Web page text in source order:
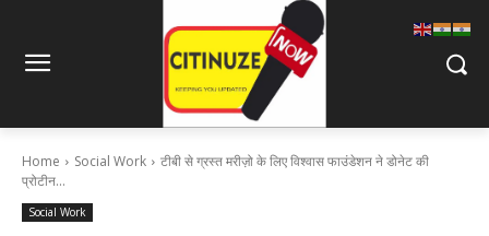
Home Social Work
टीबी से ग्रस्त मरीज़ो के लिए विश्वास फाउंडेशन ने डोनेट की
प्रोटीन...
Social Work